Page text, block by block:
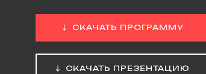
СКАЧАТЬ ПРОГРАММУ
СКАЧАТЬ ПРЕЗЕНТАЦИЮ